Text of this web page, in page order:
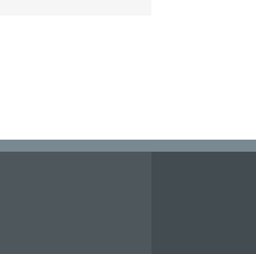
Brylluppet blev